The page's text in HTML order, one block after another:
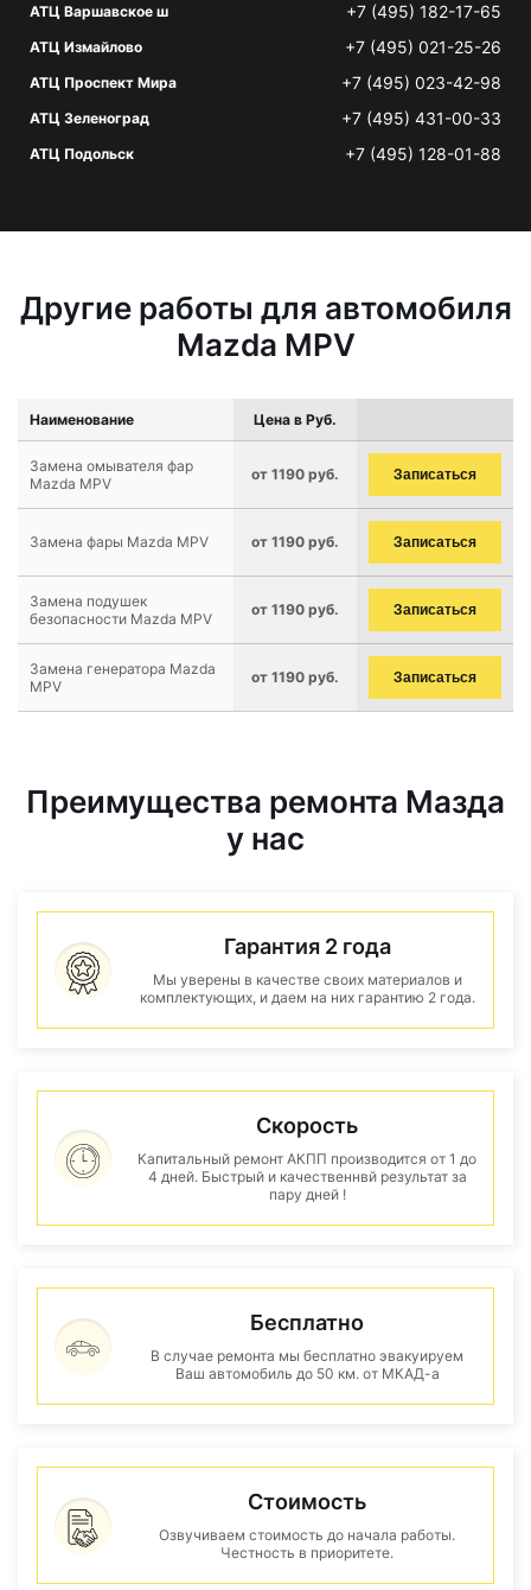
АТЦ Варшавское ш +7 (495) 182-17-65
АТЦ Измайлово +7 (495) 021-25-26
АТЦ Проспект Мира +7 (495) 023-42-98
АТЦ Зеленоград +7 (495) 431-00-33
АТЦ Подольск +7 (495) 128-01-88
Другие работы для автомобиля
Mazda MPV
Наименование Цена в Руб.
Замена омывателя фар
Mazda MPV
от 1190 руб. Записаться
Замена фары Mazda MPV от 1190 руб. Записаться
Замена подушек
безопасности Mazda MPV
от 1190 руб. Записаться
Замена генератора Mazda
MPV
от 1190 руб. Записаться
Преимущества ремонта Мазда
у нас
Гарантия 2 года
Мы уверены в качестве своих материалов и
комплектующих, и даем на них гарантию 2 года.
Скорость
Капитальный ремонт АКПП производится от 1 до
4 дней. Быстрый и качественнвй результат за
пару дней !
Бесплатно
В случае ремонта мы бесплатно эвакуируем
Ваш автомобиль до 50 км. от МКАД-а
Стоимость
Озвучиваем стоимость до начала работы.
Честность в приоритете.